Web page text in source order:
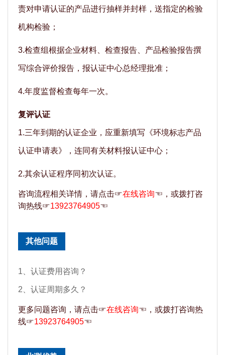
责对申请认证的产品进行抽样并封样，送指定的检验
机构检验；
3.检查组根据企业材料、检查报告、产品检验报告撰
写综合评价报告，报认证中心总经理批准；
4.年度监督检查每年一次。
复评认证
1.三年到期的认证企业，应重新填写《环境标志产品
认证申请表》，连同有关材料报认证中心；
2.其余认证程序同初次认证。
咨询流程相关详情，请点击☞在线咨询☜，或拨打咨
询热线☞13923764905☜
其他问题
1、认证费用咨询？
2、认证周期多久？
更多问题咨询，请点击☞在线咨询☜，或拨打咨询热
线☞13923764905☜